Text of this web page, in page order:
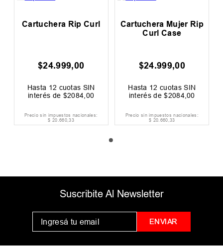
Cartuchera Rip Curl
$24.999,00
Hasta 12 cuotas SIN
interés de $2084 00
Precio sin impuestos nacionales:
$ 20.660,33
Cartuchera Mujer Rip
Curl Case
$24.999,00
Hasta 12 cuotas SIN
interés de$2084,00
Precio sin impuestos nacionales:
$ 20.660,33
Suscribite Al Newsletter
ENVIAR